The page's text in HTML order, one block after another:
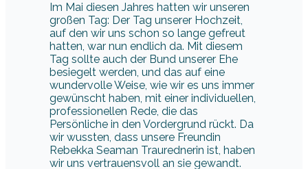
Im Mai diesen Jahres hatten wir unseren
großen Tag: Der Tag unserer Hochzeit,
auf den wir uns schon so lange gefreut
hatten, war nun endlich da. Mit diesem
Tag sollte auch der Bund unserer Ehe
besiegelt werden, und das auf eine
wundervolle Weise, wie wir es uns immer
gewünscht haben, mit einer individuellen,
professionellen Rede, die das
Persönliche in den Vordergrund rückt. Da
wir wussten, dass unsere Freundin
Rebekka Seaman Traurednerin ist, haben
wir uns vertrauensvoll an sie gewandt.